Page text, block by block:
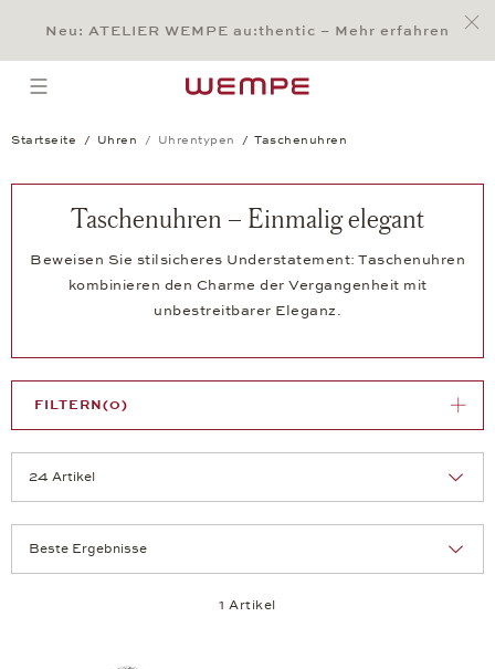
Main Content
Main Menu
Search
Footer
Neu: ATELIER WEMPE au:thentic – Mehr erfahren
open menu
Startseite Uhren Uhrentypen Taschenuhren
Taschenuhren – Einmalig elegant
Beweisen Sie stilsicheres Understatement: Taschenuhren
kombinieren den Charme der Vergangenheit mit
unbestreitbarer Eleganz.
1 Artikel
FILTERN(0)